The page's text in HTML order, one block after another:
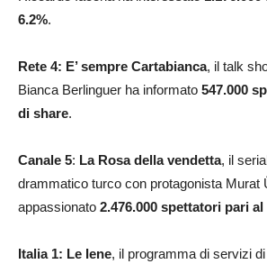
6.2%.
Rete 4: E’ sempre Cartabianca, il talk
Bianca Berlinguer ha informato 547.000
di share.
Canale 5: La Rosa della vendetta, il
drammatico turco con protagonista Murat
appassionato 2.476.000 spettatori pari al
Italia 1: Le Iene, il programma di servizi